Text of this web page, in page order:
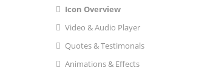
Icon Overview
Video & Audio Player
Quotes & Testimonals
Animations & Effects